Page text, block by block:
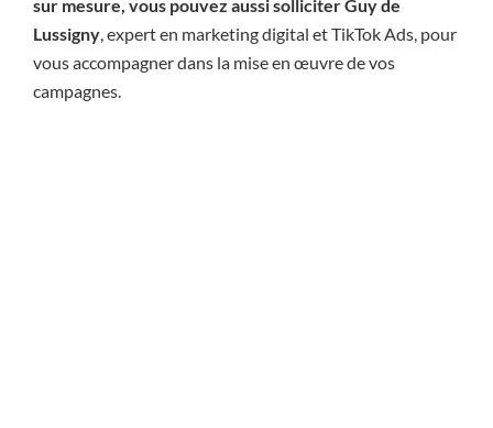
sur mesure, vous pouvez aussi solliciter Guy de
Lussigny, expert en marketing digital et TikTok Ads, pour
vous accompagner dans la mise en œuvre de vos
campagnes.